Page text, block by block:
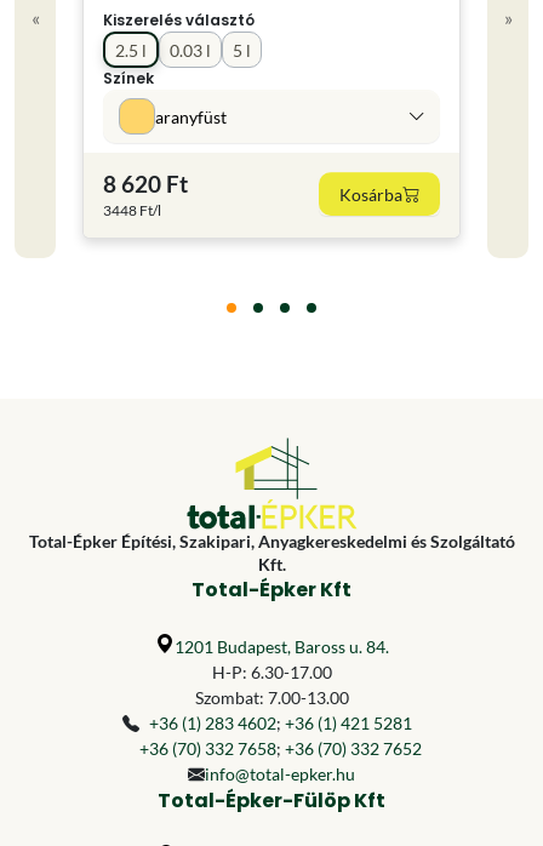
«
Kiszerelés választó
0.03 l
2.5 l
5 l
Színek
aranyfüst
8 620 Ft
3448 Ft/l
Kosárba
»
Total-Épker Építési, Szakipari, Anyagkereskedelmi és Szolgáltató
Kft.
Total-Épker Kft
1201 Budapest, Baross u. 84.
H-P: 6.30-17.00
Szombat: 7.00-13.00
+36 (1) 283 4602; +36 (1) 421 5281
+36 (70) 332 7658; +36 (70) 332 7652
info@total-epker.hu
Total-Épker-Fülöp Kft